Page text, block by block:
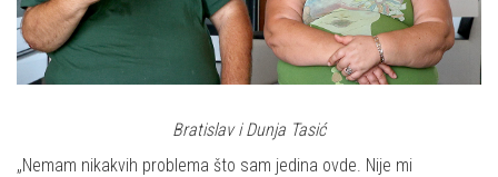
Bratislav i Dunja Tasić
„Nemam nikakvih problema što sam jedina ovde. Nije mi